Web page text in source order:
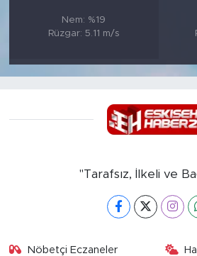
Nem: %19
Rüzgar: 5.11 m/s
"Tarafsız, İlkeli ve
Nöbetçi Eczaneler